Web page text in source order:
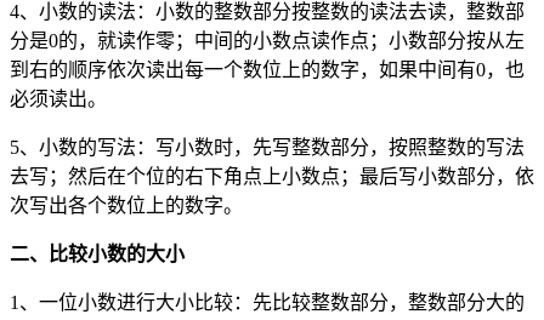
4、小数的读法：小数的整数部分按整数的读法去读，整数部
分是0的，就读作零；中间的小数点读作点；小数部分按从左
到右的顺序依次读出每一个数位上的数字，如果中间有0，也
必须读出。
5、小数的写法：写小数时，先写整数部分，按照整数的写法
去写；然后在个位的右下角点上小数点；最后写小数部分，依
次写出各个数位上的数字。
二、比较小数的大小
1、一位小数进行大小比较：先比较整数部分，整数部分大的